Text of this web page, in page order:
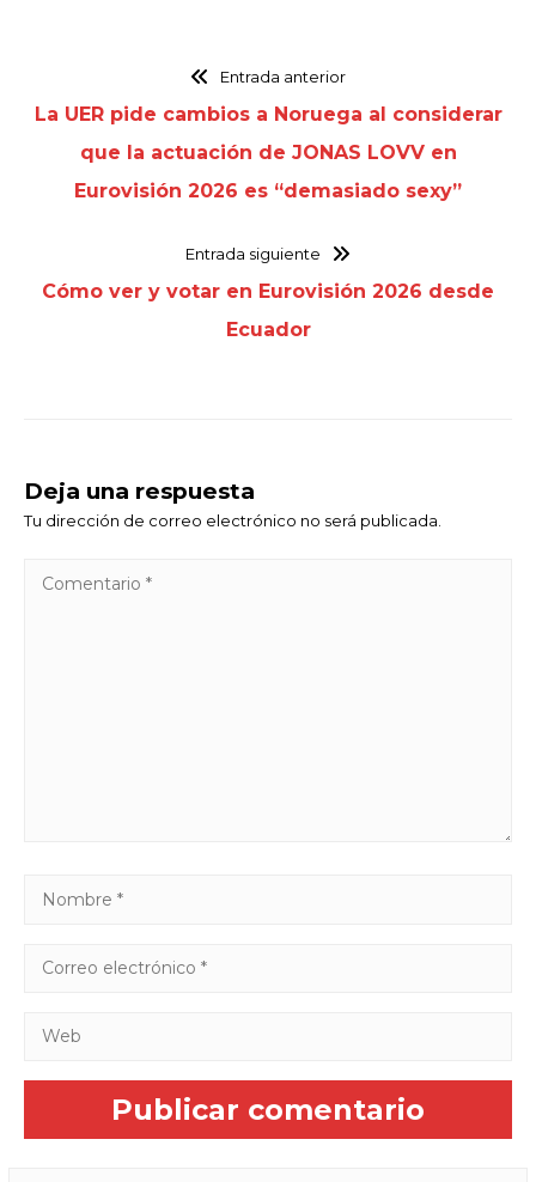
Entrada anterior
La UER pide cambios a Noruega al considerar
que la actuación de JONAS LOVV en
Eurovisión 2026 es “demasiado sexy”
Entrada siguiente
Cómo ver y votar en Eurovisión 2026 desde
Ecuador
Deja una respuesta
Tu dirección de correo electrónico no será publicada.